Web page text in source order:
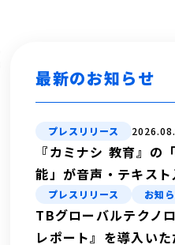
最新のお知らせ
プレスリリース
『カミナシ 教育』の
能」が音声・テキス
プレスリリース お知
TBグローバルテクノ
レポート』を導入い